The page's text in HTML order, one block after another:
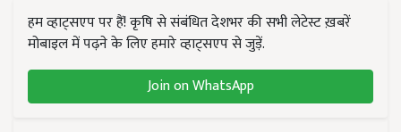
हम व्हाट्सएप पर हैं! कृषि से संबंधित देशभर की सभी लेटेस्ट ख़बरें
मोबाइल में पढ़ने के लिए हमारे व्हाट्सएप से जुड़ें.
Join on WhatsApp